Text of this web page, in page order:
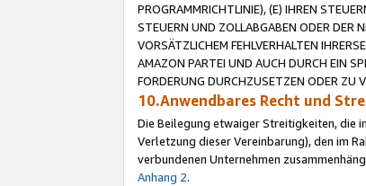
PROGRAMMRICHTLINIE), (E) IHREN
STEUERN UND ZOLLABGABEN ODER DER
VORSÄTZLICHEM FEHLVERHALTEN
AMAZON PARTEI UND AUCH DURCH EIN
FORDERUNG DURCHZUSETZEN ODER ZU
10.Anwendbares Recht und
Die Beilegung etwaiger Streitigkeiten, die
Verletzung dieser Vereinbarung), den im
verbundenen Unternehmen
Anhang 2.